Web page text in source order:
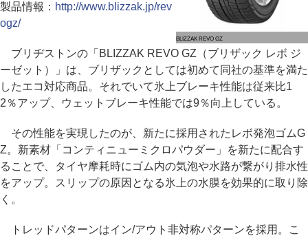
BLIZZAK REVO GZ
製品情報： http://www.blizzak.jp/rev
ogz/
ブリヂストンの「BLIZZAK REVO GZ（ブリザック レボ ジ
ーゼット）」は、ブリザックとしては初めて同社の基準を満た
したエコ対応商品。それでいて氷上ブレーキ性能は従来比1
2％アップ、ウェットブレーキ性能では9％向上している。
その性能を実現したのが、新たに採用されたレボ発泡ゴムG
Z。新素材「コンティニューミクロパウダー」を新たに配合す
ることで、タイヤ摩耗時にゴム内の気泡や水路が繋がり排水性
をアップ。スリップの原因となる氷上の水膜を効果的に取り除
く。
トレッドパターンはイン/アウト非対称パターンを採用。こ